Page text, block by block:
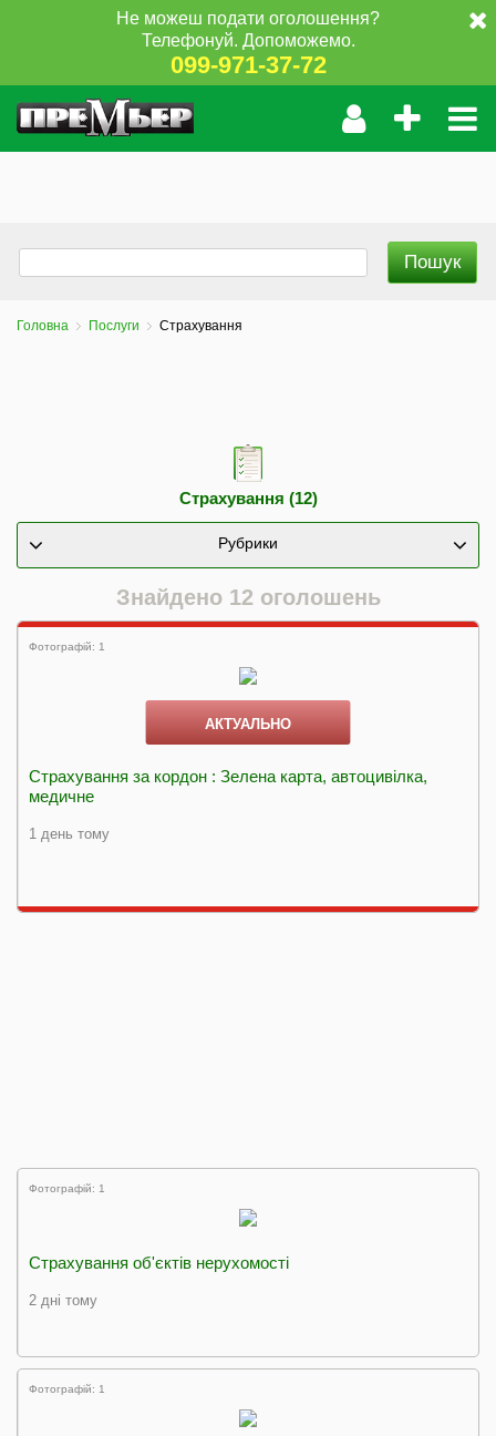
Не можеш подати оголошення?
Телефонуй. Допоможемо.
099-971-37-72
Головна Послуги Страхування
Страхування (12)
Рубрики
Знайдено 12 оголошень
Фотографій: 1
АКТУАЛЬНО
Страхування за кордон : Зелена карта, автоцивілка,
медичне
1 день тому
Фотографій: 1
Страхування об'єктів нерухомості
2 дні тому
Фотографій: 1